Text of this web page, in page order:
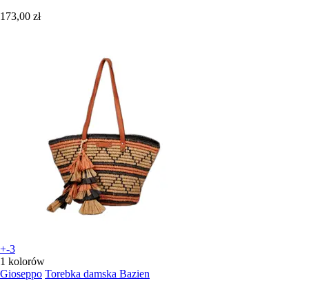
173,00 zł
+-3
1 kolorów
Gioseppo Torebka damska Bazien